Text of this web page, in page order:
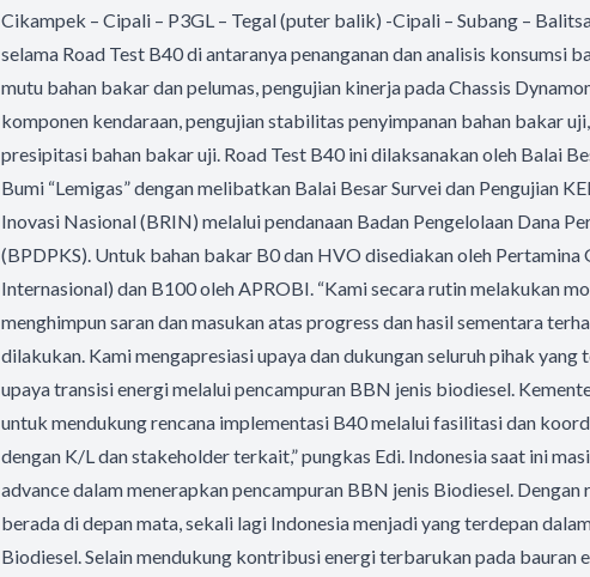
Cikampek – Cipali – P3GL – Tegal (puter balik) -Cipali – Subang –
selama Road Test B40 di antaranya penanganan dan analisis konsumsi
mutu bahan bakar dan pelumas, pengujian kinerja pada Chassis
komponen kendaraan, pengujian stabilitas penyimpanan bahan bakar
presipitasi bahan bakar uji. Road Test B40 ini dilaksanakan oleh Balai
Bumi “Lemigas” dengan melibatkan Balai Besar Survei dan Pengujian
Inovasi Nasional (BRIN) melalui pendanaan Badan Pengelolaan Dana
(BPDPKS). Untuk bahan bakar B0 dan HVO disediakan oleh Pertamina
Internasional) dan B100 oleh APROBI. “Kami secara rutin melakukan
menghimpun saran dan masukan atas progress dan hasil sementara
dilakukan. Kami mengapresiasi upaya dan dukungan seluruh pihak yang
upaya transisi energi melalui pencampuran BBN jenis biodiesel.
untuk mendukung rencana implementasi B40 melalui fasilitasi dan
dengan K/L dan stakeholder terkait,” pungkas Edi. Indonesia saat ini
advance dalam menerapkan pencampuran BBN jenis Biodiesel.
berada di depan mata, sekali lagi Indonesia menjadi yang terdepan
Biodiesel. Selain mendukung kontribusi energi terbarukan pada bauran